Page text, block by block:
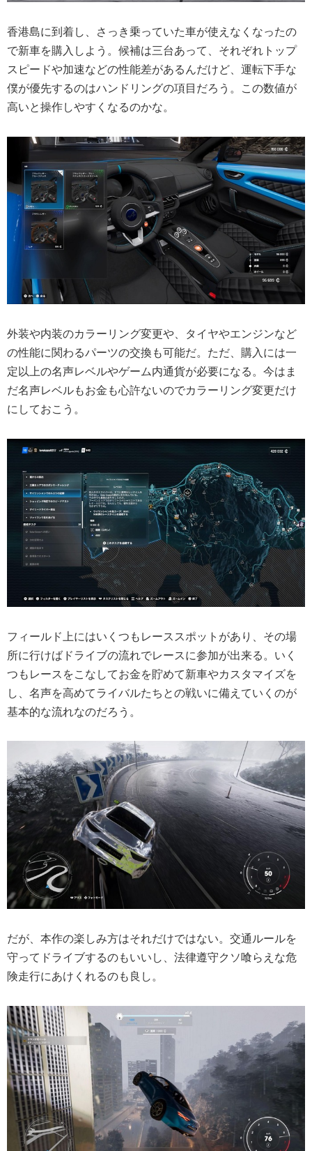
香港島に到着し、さっき乗っていた車が使えなくなったの
で新車を購入しよう。候補は三台あって、それぞれトップ
スピードや加速などの性能差があるんだけど、運転下手な
僕が優先するのはハンドリングの項目だろう。この数値が
高いと操作しやすくなるのかな。
外装や内装のカラーリング変更や、タイヤやエンジンなど
の性能に関わるパーツの交換も可能だ。ただ、購入には一
定以上の名声レベルやゲーム内通貨が必要になる。今はま
だ名声レベルもお金も心許ないのでカラーリング変更だけ
にしておこう。
フィールド上にはいくつもレーススポットがあり、その場
所に行けばドライブの流れでレースに参加が出来る。いく
つもレースをこなしてお金を貯めて新車やカスタマイズを
し、名声を高めてライバルたちとの戦いに備えていくのが
基本的な流れなのだろう。
だが、本作の楽しみ方はそれだけではない。交通ルールを
守ってドライブするのもいいし、法律遵守クソ喰らえな危
険走行にあけくれるのも良し。